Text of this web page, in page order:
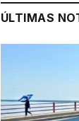
ÚLTIMAS